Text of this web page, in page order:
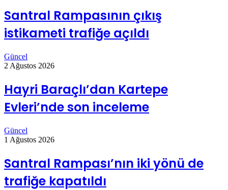
Santral Rampasının çıkış
istikameti trafiğe açıldı
Güncel
2 Ağustos 2026
Hayri Baraçlı’dan Kartepe
Evleri’nde son inceleme
Güncel
1 Ağustos 2026
Santral Rampası’nın iki yönü de
trafiğe kapatıldı